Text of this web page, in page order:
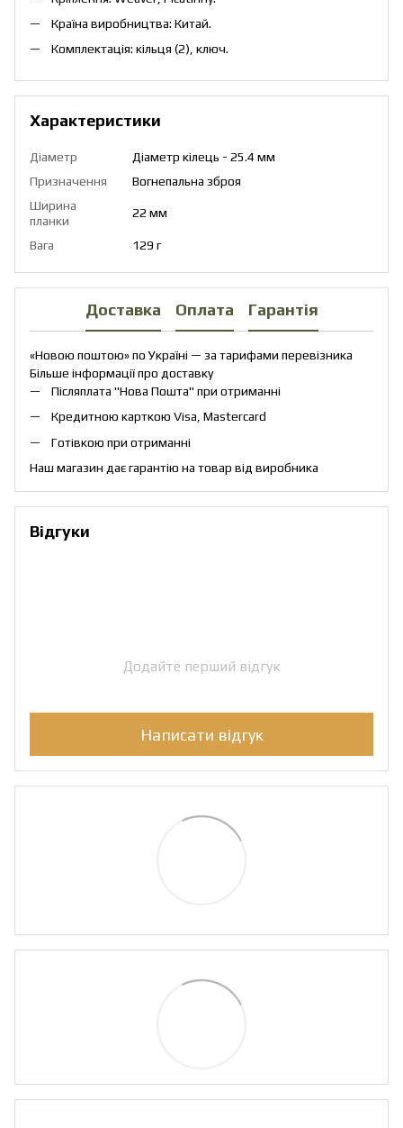
Країна виробництва: Китай.
Комплектація: кільця (2), ключ.
Характеристики
Діаметр
Діаметр кілець - 25.4 мм
Призначення
Вогнепальна зброя
Ширина
планки
22 мм
Вага 129 г
Доставка Оплата Гарантія
«Новою поштою» по Україні — за тарифами перевізника
Більше інформації про доставку
Післяплата "Нова Пошта" при отриманні
Кредитною карткою Visa, Mastercard
Готівкою при отриманні
Наш магазин дає гарантію на товар від виробника
Відгуки
Додайте перший відгук
Написати відгук